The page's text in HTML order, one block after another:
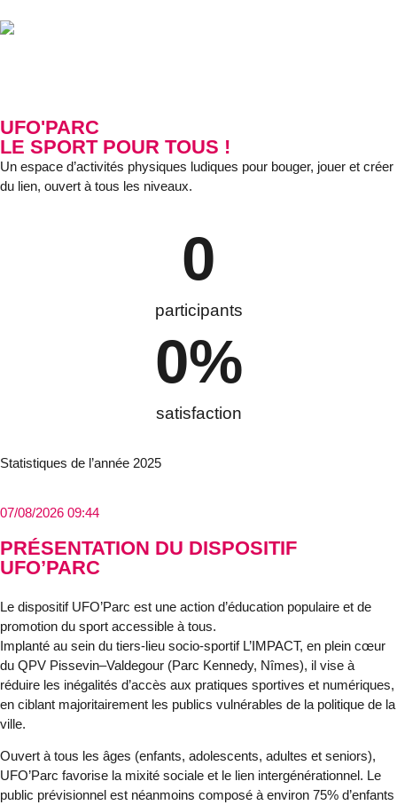
UFO'PARC
LE SPORT POUR TOUS !
Un espace d’activités physiques ludiques pour bouger, jouer et créer
du lien, ouvert à tous les niveaux.
participants
0
satisfaction
0%
Statistiques de l’année 2025
07/08/2026 09:44
PRÉSENTATION DU DISPOSITIF
UFO’PARC
Le dispositif UFO’Parc est une action d’éducation populaire et de
promotion du sport accessible à tous.
Implanté au sein du tiers-lieu socio-sportif L’IMPACT, en plein cœur
du QPV Pissevin–Valdegour (Parc Kennedy, Nîmes), il vise à
réduire les inégalités d’accès aux pratiques sportives et numériques,
en ciblant majoritairement les publics vulnérables de la politique de la
ville.
Ouvert à tous les âges (enfants, adolescents, adultes et seniors),
UFO’Parc favorise la mixité sociale et le lien intergénérationnel. Le
public prévisionnel est néanmoins composé à environ 75% d’enfants